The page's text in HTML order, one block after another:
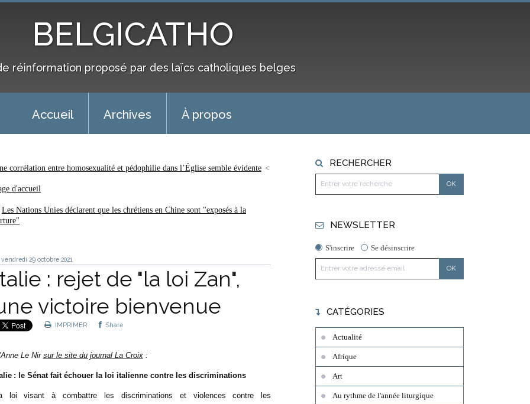
BELGICATHO
réinformation proposé par des laïcs catholiques belges
Accueil Archives À propos
corrélation entre homosexualité et pédophilie dans l’Église semble évidente
d'accueil
Les Nations Unies déclarent que les chrétiens en Chine sont "exposés à la
vendredi 29 octobre 2021
: rejet de "la loi Zan",
victoire bienvenue
IMPRIMER Share
Le Nirsur le site du journal La Croix:
: le Sénat fait échouer la loi italienne contre les discriminations
loi visant à combattre les discriminations et violences contre les
RECHERCHER
NEWSLETTER
S'inscrire Se désinscrire
CATÉGORIES
Actualité
Afrique
Art
Au rythme de l'année liturgique